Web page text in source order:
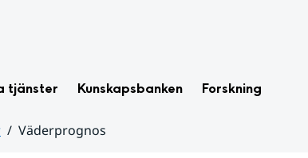
tjänster Kunskapsbanken Forskning
Väderprognos